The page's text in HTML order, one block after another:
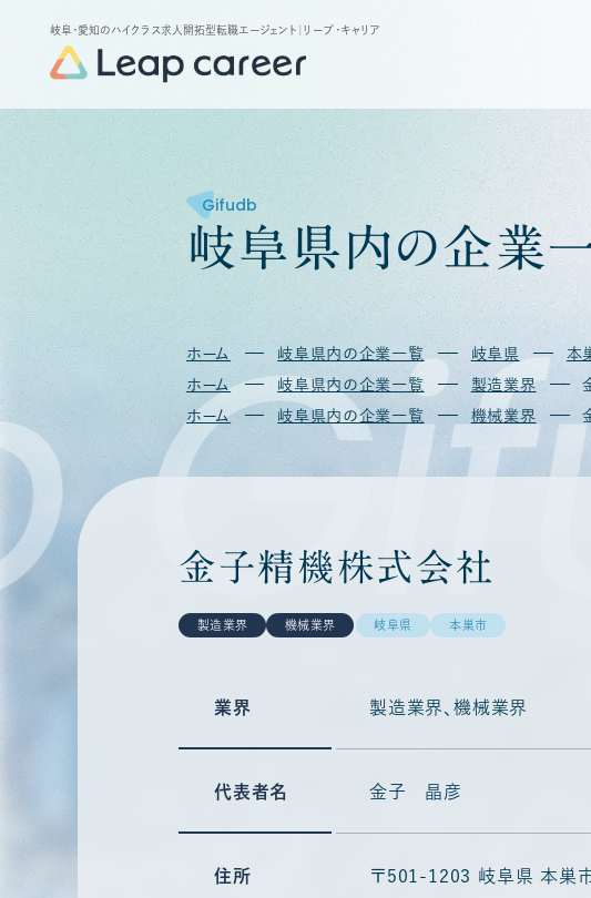
岐阜・愛知のハイクラス求人開拓型転職エージェント ｜リープ・キャリア
Gifudb
岐阜 県内の企業
ホーム 岐阜県内の企業一覧 岐阜県 本
ホーム
岐阜県内の企業一覧 製造業界
ホーム
岐阜県内の企業一覧 機械業界
金子精機株式会社
製造業界 機械業界 岐阜県 本巣市
業界 製造業界 機械業界
代表者名 金子 晶彦
住所 〒501-1203 岐阜県 本巣市